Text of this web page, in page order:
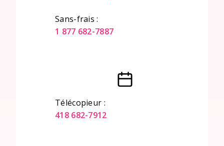
Sans-frais :
1 877 682-7887
Télécopieur :
418 682-7912